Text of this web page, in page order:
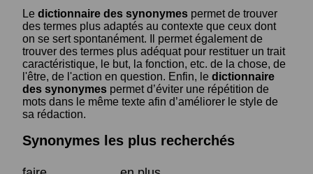
Le dictionnaire des synonymes permet de trouver
des termes plus adaptés au contexte que ceux dont
on se sert spontanément. Il permet également de
trouver des termes plus adéquat pour restituer un trait
caractéristique, le but, la fonction, etc. de la chose, de
l'être, de l'action en question. Enfin, le dictionnaire
des synonymes permet d’éviter une répétition de
mots dans le même texte afin d’améliorer le style de
sa rédaction.
Synonymes les plus recherchés